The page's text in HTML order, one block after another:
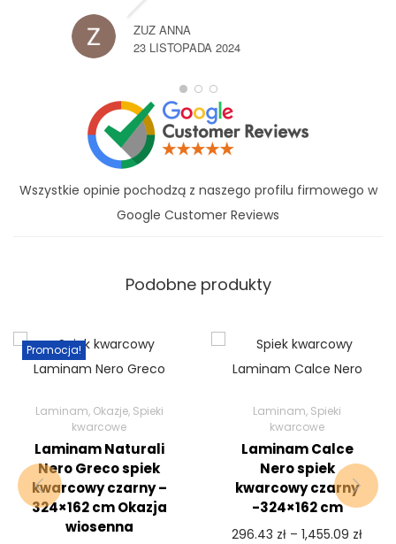
ZUZ ANNA
23 LISTOPADA 2024
Wszystkie opinie pochodzą z naszego profilu firmowego w
Google Customer Reviews
Podobne produkty
Promocja!
Laminam, Okazje, Spieki
kwarcowe
Laminam Naturali
Nero Greco spiek
kwarcowy czarny –
324×162 cm Okazja
wiosenna
Laminam, Spieki
kwarcowe
Laminam Calce
Nero spiek
kwarcowy czarny
-324×162 cm
296.43 zł – 1,455.09 zł